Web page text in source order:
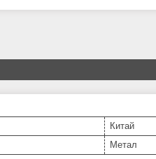
Китай
Метал